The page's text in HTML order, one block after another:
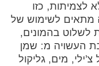
לצמיתות, כזו
מתאים לשימוש של
בהמונים,
העשויה מ: שמן
מים, גליקול